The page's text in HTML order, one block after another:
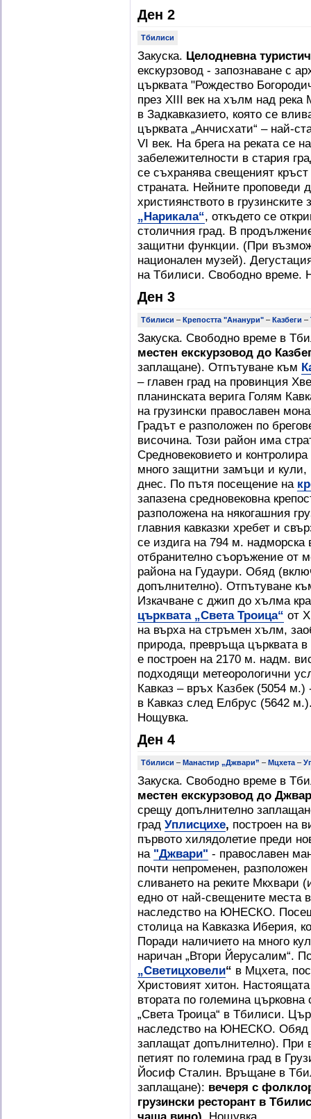
Ден 2
Тбилиси
Закуска. Целодневна
екскурзовод - запознаване с
църквата "Рождество
през XIII век на хълм над река
в Задкавказието, която се
църквата „Анчисхати“ – най-
VI век. На брега на реката се
забележителности в стария
се съхранява свещеният
страната. Нейните проповеди
християнството в
„Нарикала“, откъдето се
столичния град. В
защитни функции. (При
национален музей).
на Тбилиси. Свободно време.
Ден 3
Тбилиси – Крепостта "Ананури" – Казбеги –
Закуска. Свободно време в
местен екскурзовод до
заплащане). Отпътуване към
– главен град на провинция
планинската верига Голям
на грузински православен
Градът е разположен по
височина. Този район има
Средновековието и
много защитни замъци и кули,
днес. По пътя посещение на
запазена средновековна
разположена на някогашния
главния кавказки хребет и
се издига на 794 м. надморска
отбранително съоръжение от
района на Гудаури. Обяд
допълнително). Отпътуване
Изкачване с джип до хълма
църквата „Света Троица“ от
на върха на стръмен хълм,
природа, превръща църквата
е построен на 2170 м. надм.
подходящи метеорологични
Кавказ – връх Казбек (5054
в Кавказ след Елбрус (5642
Нощувка.
Ден 4
Тбилиси – Манастир „Джвари” – Мцхета –
Закуска. Свободно време в
местен екскурзовод до
срещу допълнително
град Уплисцихе, построен на
първото хилядолетие преди
на "Джвари" - православен
почти непроменен,
сливането на реките Мкхвари
едно от най-свещените места
наследство на ЮНЕСКО.
столица на Кавказка Иберия,
Поради наличието на много
наричан „Втори Йерусалим“.
„Светицховели“ в Мцхета,
Христовият хитон.
втората по големина църковна
„Света Троица“ в Тбилиси.
наследство на ЮНЕСКО. Обяд
заплащат допълнително). При
петият по големина град в
Йосиф Сталин. Връщане в
заплащане): вечеря с
грузински ресторант в
чаша вино). Нощувка.